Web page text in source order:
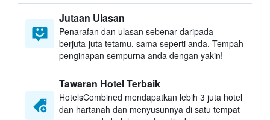
Jutaan Ulasan
Penarafan dan ulasan sebenar daripada
berjuta-juta tetamu, sama seperti anda. Tempah
penginapan sempurna anda dengan yakin!
Tawaran Hotel Terbaik
HotelsCombined mendapatkan lebih 3 juta hotel
dan hartanah dan menyusunnya di satu tempat